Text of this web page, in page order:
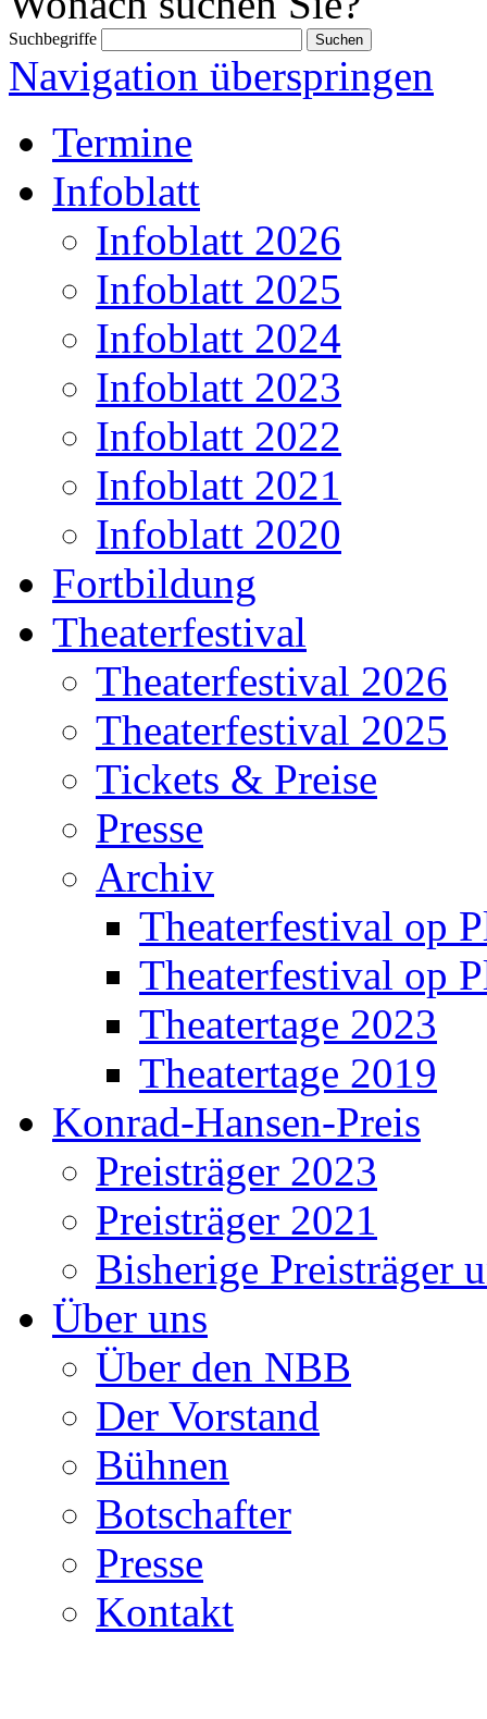
Suchbegriffe
Navigation überspringen
Termine
Infoblatt
Infoblatt 2026
Infoblatt 2025
Infoblatt 2024
Infoblatt 2023
Infoblatt 2022
Infoblatt 2021
Infoblatt 2020
Fortbildung
Theaterfestival
Theaterfestival 2026
Theaterfestival 2025
Tickets & Preise
Presse
Archiv
Theaterfestival op
Theaterfestival op
Theatertage 2023
Theatertage 2019
Konrad-Hansen-Preis
Preisträger 2023
Preisträger 2021
Bisherige Preisträger
Über uns
Über den NBB
Der Vorstand
Bühnen
Botschafter
Presse
Kontakt